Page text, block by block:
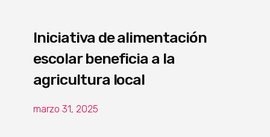
Iniciativa de alimentación
escolar beneficia a la
agricultura local
marzo 31, 2025